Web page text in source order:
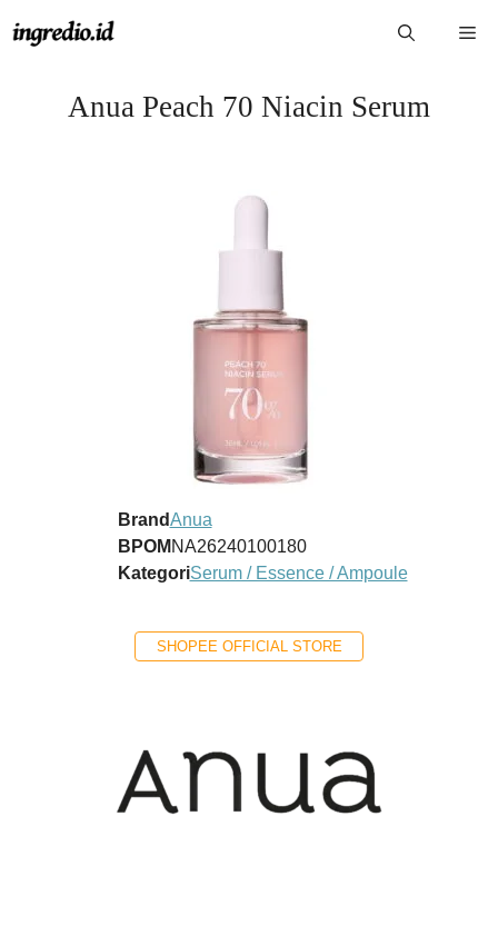
ke
Anua Peach 70 Niacin Serum
BrandAnua
BPOM NA26240100180
KategoriSerum / Essence / Ampoule
SHOPEE OFFICIAL STORE